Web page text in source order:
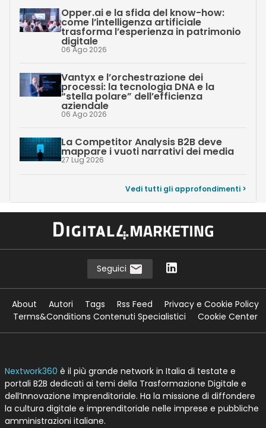
Opper.ai e la sfida del know-how:
come l’intelligenza artificiale
trasforma l’esperienza in patrimonio
digitale
06 Ago 2026
Vantyx e l’orchestrazione dei
processi: la tecnologia DNA e la
“stella polare” dell’efficienza
aziendale
06 Ago 2026
La Competitor Analysis B2B deve
mappare i vuoti narrativi dei media
27 Lug 2026
Vedi tutti gli approfondimenti >
Seguici
About Autori Tags Rss Feed
Privacy e Cookie Policy
Terms&Conditions Contenuti Specialistici
Cookie Center
Nextwork360 è il più grande network in Italia di testate e
portali B2B dedicati ai temi della Trasformazione Digitale e
dell’Innovazione Imprenditoriale. Ha la missione di diffondere
la cultura digitale e imprenditoriale nelle imprese e pubbliche
amministrazioni italiane.